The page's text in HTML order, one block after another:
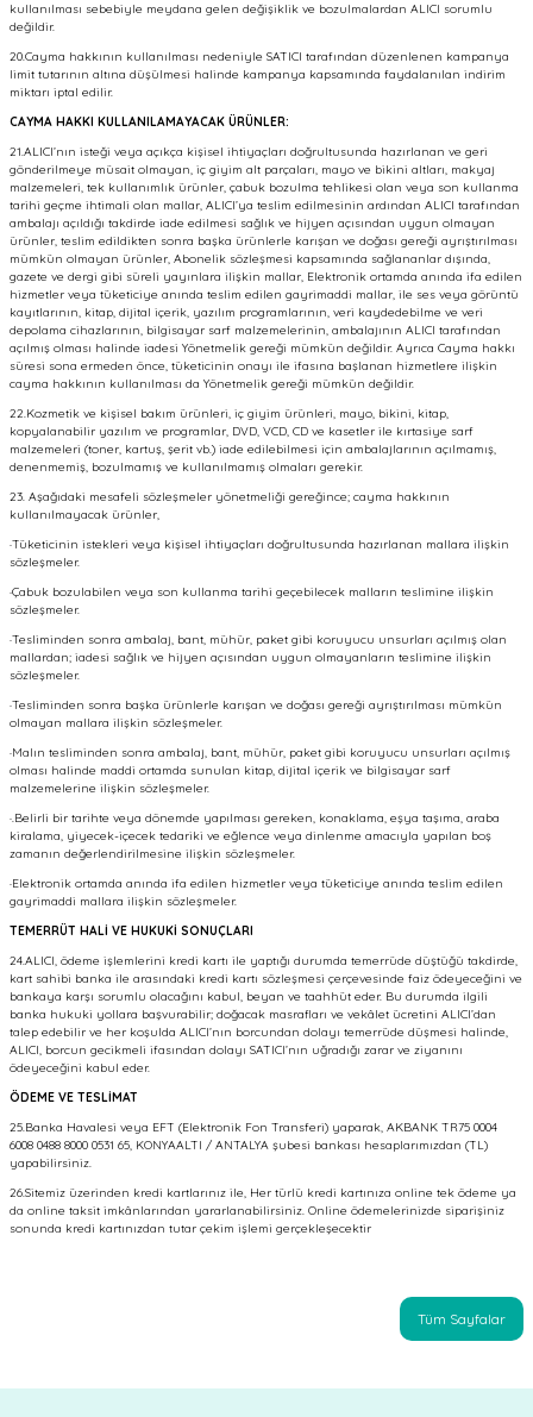
kullanılması sebebiyle meydana gelen değişiklik ve bozulmalardan ALICI sorumlu
değildir.
20.Cayma hakkının kullanılması nedeniyle SATICI tarafından düzenlenen kampanya
limit tutarının altına düşülmesi halinde kampanya kapsamında faydalanılan indirim
miktarı iptal edilir.
CAYMA HAKKI KULLANILAMAYACAK ÜRÜNLER:
21.ALICI’nın isteği veya açıkça kişisel ihtiyaçları doğrultusunda hazırlanan ve geri
gönderilmeye müsait olmayan, iç giyim alt parçaları, mayo ve bikini altları, makyaj
malzemeleri, tek kullanımlık ürünler, çabuk bozulma tehlikesi olan veya son kullanma
tarihi geçme ihtimali olan mallar, ALICI’ya teslim edilmesinin ardından ALICI tarafından
ambalajı açıldığı takdirde iade edilmesi sağlık ve hijyen açısından uygun olmayan
ürünler, teslim edildikten sonra başka ürünlerle karışan ve doğası gereği ayrıştırılması
mümkün olmayan ürünler, Abonelik sözleşmesi kapsamında sağlananlar dışında,
gazete ve dergi gibi süreli yayınlara ilişkin mallar, Elektronik ortamda anında ifa edilen
hizmetler veya tüketiciye anında teslim edilen gayrimaddi mallar, ile ses veya görüntü
kayıtlarının, kitap, dijital içerik, yazılım programlarının, veri kaydedebilme ve veri
depolama cihazlarının, bilgisayar sarf malzemelerinin, ambalajının ALICI tarafından
açılmış olması halinde iadesi Yönetmelik gereği mümkün değildir. Ayrıca Cayma hakkı
süresi sona ermeden önce, tüketicinin onayı ile ifasına başlanan hizmetlere ilişkin
cayma hakkının kullanılması da Yönetmelik gereği mümkün değildir.
22.Kozmetik ve kişisel bakım ürünleri, iç giyim ürünleri, mayo, bikini, kitap,
kopyalanabilir yazılım ve programlar, DVD, VCD, CD ve kasetler ile kırtasiye sarf
malzemeleri (toner, kartuş, şerit vb.) iade edilebilmesi için ambalajlarının açılmamış,
denenmemiş, bozulmamış ve kullanılmamış olmaları gerekir.
23. Aşağıdaki mesafeli sözleşmeler yönetmeliği gereğince; cayma hakkının
kullanılmayacak ürünler,
·Tüketicinin istekleri veya kişisel ihtiyaçları doğrultusunda hazırlanan mallara ilişkin
sözleşmeler.
·Çabuk bozulabilen veya son kullanma tarihi geçebilecek malların teslimine ilişkin
sözleşmeler.
·Tesliminden sonra ambalaj, bant, mühür, paket gibi koruyucu unsurları açılmış olan
mallardan; iadesi sağlık ve hijyen açısından uygun olmayanların teslimine ilişkin
sözleşmeler.
·Tesliminden sonra başka ürünlerle karışan ve doğası gereği ayrıştırılması mümkün
olmayan mallara ilişkin sözleşmeler.
·Malın tesliminden sonra ambalaj, bant, mühür, paket gibi koruyucu unsurları açılmış
olması halinde maddi ortamda sunulan kitap, dijital içerik ve bilgisayar sarf
malzemelerine ilişkin sözleşmeler.
·.Belirli bir tarihte veya dönemde yapılması gereken, konaklama, eşya taşıma, araba
kiralama, yiyecek-içecek tedariki ve eğlence veya dinlenme amacıyla yapılan boş
zamanın değerlendirilmesine ilişkin sözleşmeler.
·Elektronik ortamda anında ifa edilen hizmetler veya tüketiciye anında teslim edilen
gayrimaddi mallara ilişkin sözleşmeler.
TEMERRÜT HALİ VE HUKUKİ SONUÇLARI
24.ALICI, ödeme işlemlerini kredi kartı ile yaptığı durumda temerrüde düştüğü takdirde,
kart sahibi banka ile arasındaki kredi kartı sözleşmesi çerçevesinde faiz ödeyeceğini ve
bankaya karşı sorumlu olacağını kabul, beyan ve taahhüt eder. Bu durumda ilgili
banka hukuki yollara başvurabilir; doğacak masrafları ve vekâlet ücretini ALICI’dan
talep edebilir ve her koşulda ALICI’nın borcundan dolayı temerrüde düşmesi halinde,
ALICI, borcun gecikmeli ifasından dolayı SATICI’nın uğradığı zarar ve ziyanını
ödeyeceğini kabul eder.
ÖDEME VE TESLİMAT
25.Banka Havalesi veya EFT (Elektronik Fon Transferi) yaparak, AKBANK TR75 0004
6008 0488 8000 0531 65, KONYAALTI / ANTALYA şubesi bankası hesaplarımızdan (TL)
yapabilirsiniz.
26.Sitemiz üzerinden kredi kartlarınız ile, Her türlü kredi kartınıza online tek ödeme ya
da online taksit imkânlarından yararlanabilirsiniz. Online ödemelerinizde siparişiniz
sonunda kredi kartınızdan tutar çekim işlemi gerçekleşecektir
Tüm Sayfalar